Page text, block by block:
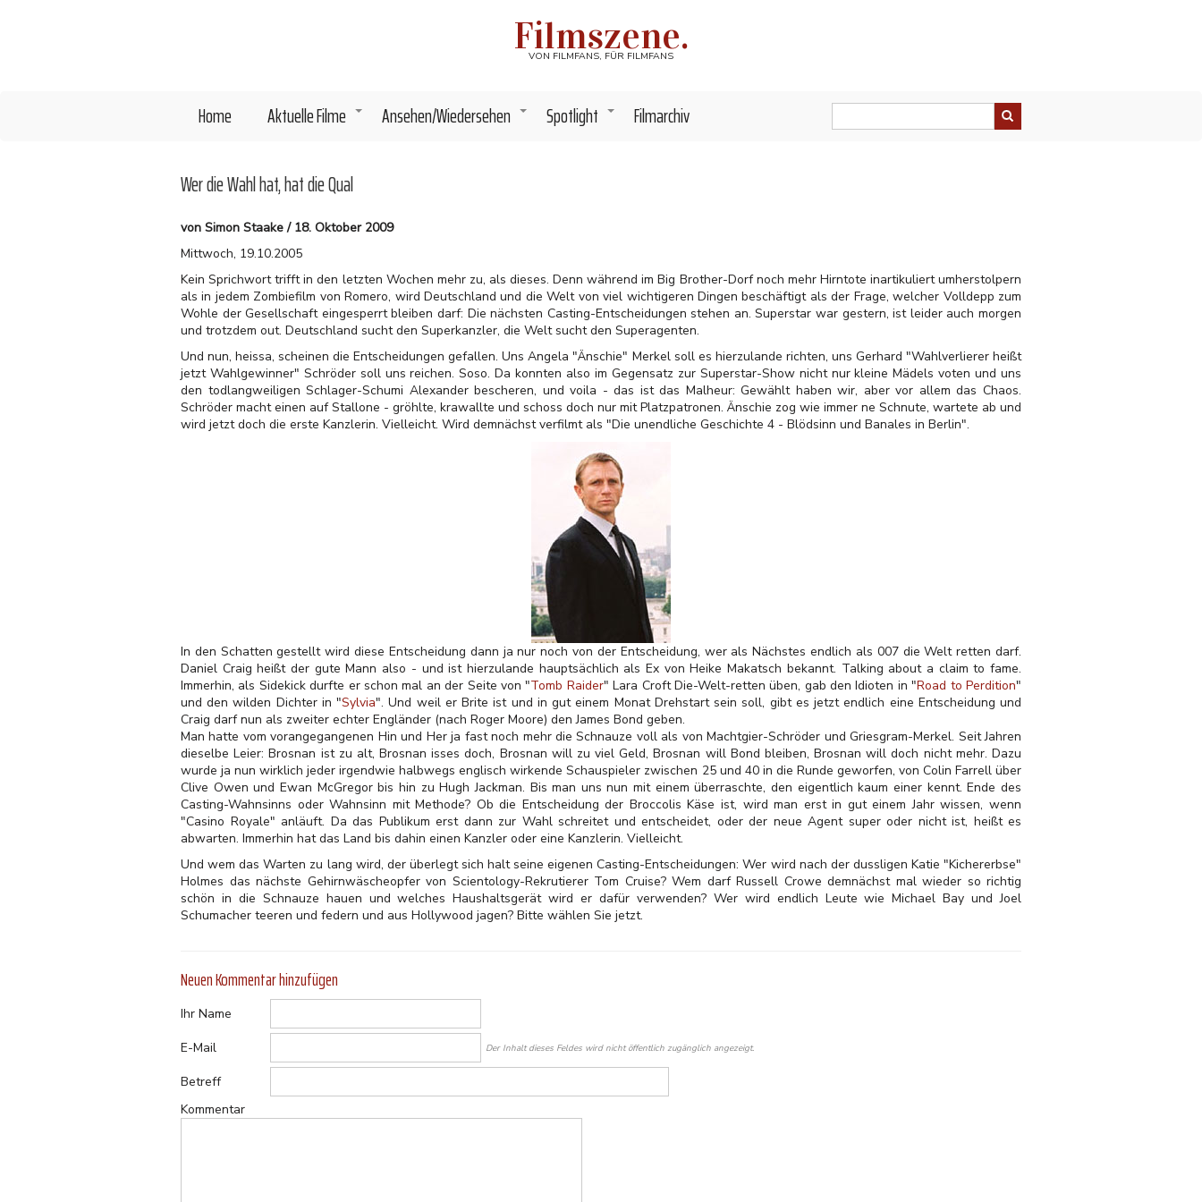
Filmszene.
VON FILMFANS, FÜR FILMFANS
Home +
Aktuelle Filme +
Ansehen/Wiedersehen +
Spotlight Filmarchiv
Wer die Wahl hat, hat die Qual
von Simon Staake / 18. Oktober 2009
Mittwoch, 19.10.2005
Kein Sprichwort trifft in den letzten Wochen mehr zu, als dieses. Denn während im Big Brother-Dorf noch mehr Hirntote inartikuliert umherstolpern
als in jedem Zombiefilm von Romero, wird Deutschland und die Welt von viel wichtigeren Dingen beschäftigt als der Frage, welcher Volldepp zum
Wohle der Gesellschaft eingesperrt bleiben darf: Die nächsten Casting-Entscheidungen stehen an. Superstar war gestern, ist leider auch morgen
und trotzdem out. Deutschland sucht den Superkanzler, die Welt sucht den Superagenten.
Und nun, heissa, scheinen die Entscheidungen gefallen. Uns Angela "Änschie" Merkel soll es hierzulande richten, uns Gerhard "Wahlverlierer heißt
jetzt Wahlgewinner" Schröder soll uns reichen. Soso. Da konnten also im Gegensatz zur Superstar-Show nicht nur kleine Mädels voten und uns
den todlangweiligen Schlager-Schumi Alexander bescheren, und voila - das ist das Malheur: Gewählt haben wir, aber vor allem das Chaos.
Schröder macht einen auf Stallone - gröhlte, krawallte und schoss doch nur mit Platzpatronen. Änschie zog wie immer ne Schnute, wartete ab und
wird jetzt doch die erste Kanzlerin. Vielleicht. Wird demnächst verfilmt als "Die unendliche Geschichte 4 - Blödsinn und Banales in Berlin".
In den Schatten gestellt wird diese Entscheidung dann ja nur noch von der Entscheidung, wer als Nächstes endlich als 007 die Welt retten darf.
Daniel Craig heißt der gute Mann also - und ist hierzulande hauptsächlich als Ex von Heike Makatsch bekannt. Talking about a claim to fame.
Immerhin, als Sidekick durfte er schon mal an der Seite von "Tomb Raider" Lara Croft Die-Welt-retten üben, gab den Idioten in "Road to Perdition"
und den wilden Dichter in "Sylvia". Und weil er Brite ist und in gut einem Monat Drehstart sein soll, gibt es jetzt endlich eine Entscheidung und
Craig darf nun als zweiter echter Engländer (nach Roger Moore) den James Bond geben.
Man hatte vom vorangegangenen Hin und Her ja fast noch mehr die Schnauze voll als von Machtgier-Schröder und Griesgram-Merkel. Seit Jahren
dieselbe Leier: Brosnan ist zu alt, Brosnan isses doch, Brosnan will zu viel Geld, Brosnan will Bond bleiben, Brosnan will doch nicht mehr. Dazu
wurde ja nun wirklich jeder irgendwie halbwegs englisch wirkende Schauspieler zwischen 25 und 40 in die Runde geworfen, von Colin Farrell über
Clive Owen und Ewan McGregor bis hin zu Hugh Jackman. Bis man uns nun mit einem überraschte, den eigentlich kaum einer kennt. Ende des
Casting-Wahnsinns oder Wahnsinn mit Methode? Ob die Entscheidung der Broccolis Käse ist, wird man erst in gut einem Jahr wissen, wenn
"Casino Royale" anläuft. Da das Publikum erst dann zur Wahl schreitet und entscheidet, oder der neue Agent super oder nicht ist, heißt es
abwarten. Immerhin hat das Land bis dahin einen Kanzler oder eine Kanzlerin. Vielleicht.
Und wem das Warten zu lang wird, der überlegt sich halt seine eigenen Casting-Entscheidungen: Wer wird nach der dussligen Katie "Kichererbse"
Holmes das nächste Gehirnwäscheopfer von Scientology-Rekrutierer Tom Cruise? Wem darf Russell Crowe demnächst mal wieder so richtig
schön in die Schnauze hauen und welches Haushaltsgerät wird er dafür verwenden? Wer wird endlich Leute wie Michael Bay und Joel
Schumacher teeren und federn und aus Hollywood jagen? Bitte wählen Sie jetzt.
Neuen Kommentar hinzufügen
Ihr Name
E-Mail
Der Inhalt dieses Feldes wird nicht öffentlich zugänglich angezeigt.
Betreff
Kommentar